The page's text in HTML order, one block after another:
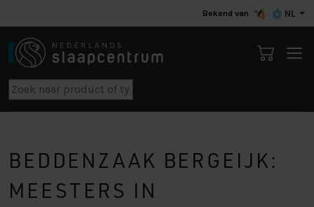
Bekend van NL
BEDDENZAAK BERGEIJK:
MEESTERS IN